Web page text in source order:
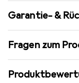
Garantie- &
Fragen zum